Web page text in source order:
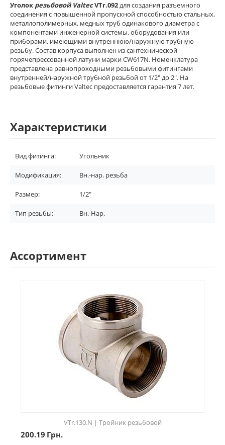
Уголок резьбовой ValtecVTr.092для создания разъемного
соединения с повышенной пропускной способностью стальных,
металлополимерных, медных труб одинакового диаметра с
компонентами инженерной системы, оборудования или
приборами, имеющими внутреннюю/наружную трубную
резьбу. Состав корпуса выполнен из сантехнической
горячепрессованной латуни марки CW617N. Номенклатура
представлена равнопроходными резьбовыми фитингами
внутренней/наружной трубной резьбой от 1/2" до 2". На
резьбовые фитинги Valtec предоставляется гарантия 7 лет.
Характеристики
Вид фитинга: Угольник
Модификация: Вн.-нар. резьба
Размер: 1/2"
Тип резьбы: Вн.-Нар.
Ассортимент
VTr.130.N | Тройник резьбовой
200.19 Грн.